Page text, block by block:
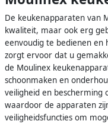
De keukenapparaten van
kwaliteit, maar ook erg
eenvoudig te bedienen en
zorgt ervoor dat u
de Moulinex
schoonmaken en
veiligheid en bescherming
waardoor de apparaten
veiligheidsfuncties om